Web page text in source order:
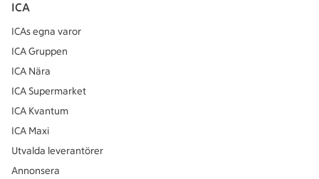
ICA
ICAs egna varor
ICA Gruppen
ICA Nära
ICA Supermarket
ICA Kvantum
ICA Maxi
Utvalda leverantörer
Annonsera